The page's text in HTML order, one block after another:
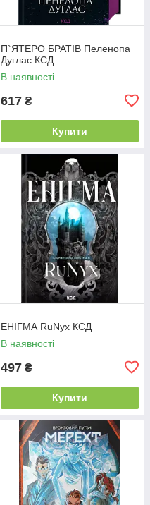
П`ЯТЕРО БРАТІВ Пеленопа
Дуглас КСД
В наявності
617 ₴
Купити
ЕНІГМА RuNyx КСД
В наявності
497 ₴
Купити